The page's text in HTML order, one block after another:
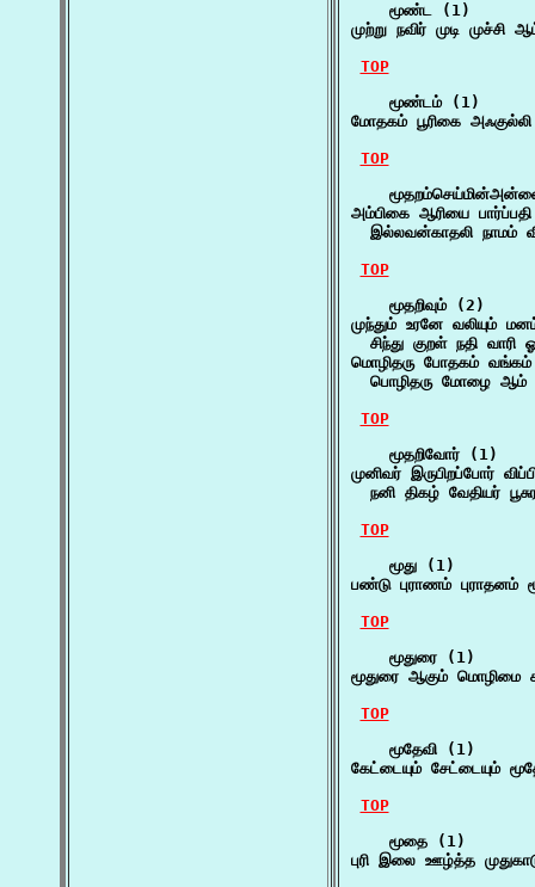
    மூண்ட (1)
முற்று நவிர் முடி
TOP
    மூண்டம் (1)
மோதகம் பூரிகை
TOP
அம்பிகை ஆரியை
இல்லவன்காதலி நாமம்
TOP
    மூதறிவும் (2)
முந்தும் உரனே வலியும் மனம்
சிந்து குறள் நதி வாரி
மொழிதரு போதகம் வங்கம்
பொழிதரு மோழை ஆம்
TOP
    மூதறிவோர் (1)
முனிவர் இருபிறப்போர்
நனி திகழ் வேதியர்
TOP
    மூது (1)
பண்டு புராணம்
TOP
    மூதுரை (1)
மூதுரை ஆகும்
TOP
    மூதேவி (1)
கேட்டையும் சேட்டையும்
TOP
    மூதை (1)
புரி இலை ஊழ்த்த